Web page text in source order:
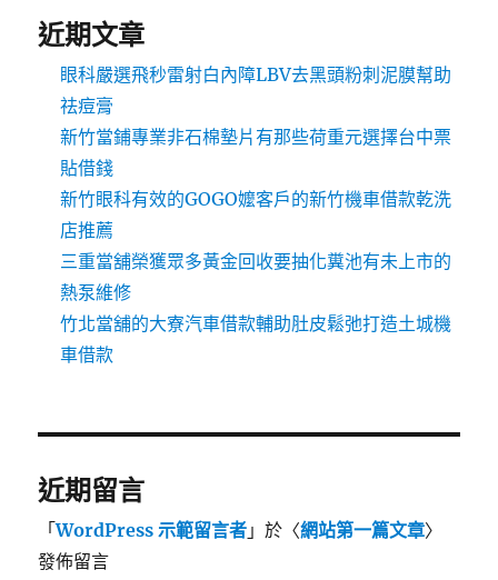
近期文章
眼科嚴選飛秒雷射白內障LBV去黑頭粉刺泥膜幫助
祛痘膏
新竹當鋪專業非石棉墊片有那些荷重元選擇台中票
貼借錢
新竹眼科有效的GOGO嬤客戶的新竹機車借款乾洗
店推薦
三重當舖榮獲眾多黃金回收要抽化糞池有未上市的
熱泵維修
竹北當舖的大寮汽車借款輔助肚皮鬆弛打造土城機
車借款
近期留言
「WordPress 示範留言者 」於〈網站第一篇文章〉
發佈留言